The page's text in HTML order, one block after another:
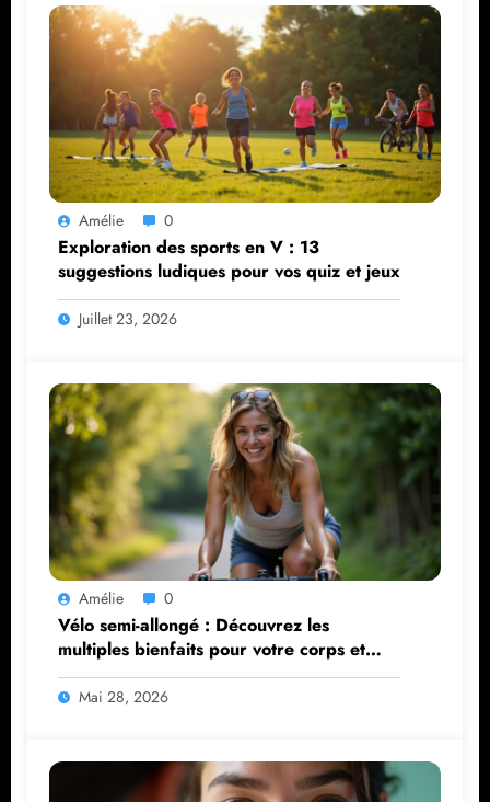
Amélie 0
Exploration des sports en V : 13
suggestions ludiques pour vos quiz et jeux
Juillet 23, 2026
Amélie 0
Vélo semi-allongé : Découvrez les
multiples bienfaits pour votre corps et
votre santé
Mai 28, 2026